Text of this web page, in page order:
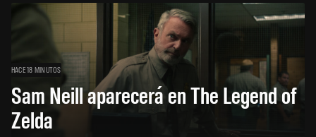
HACE 18 MINUTOS
Sam Neill aparecerá en The Legend of
Zelda